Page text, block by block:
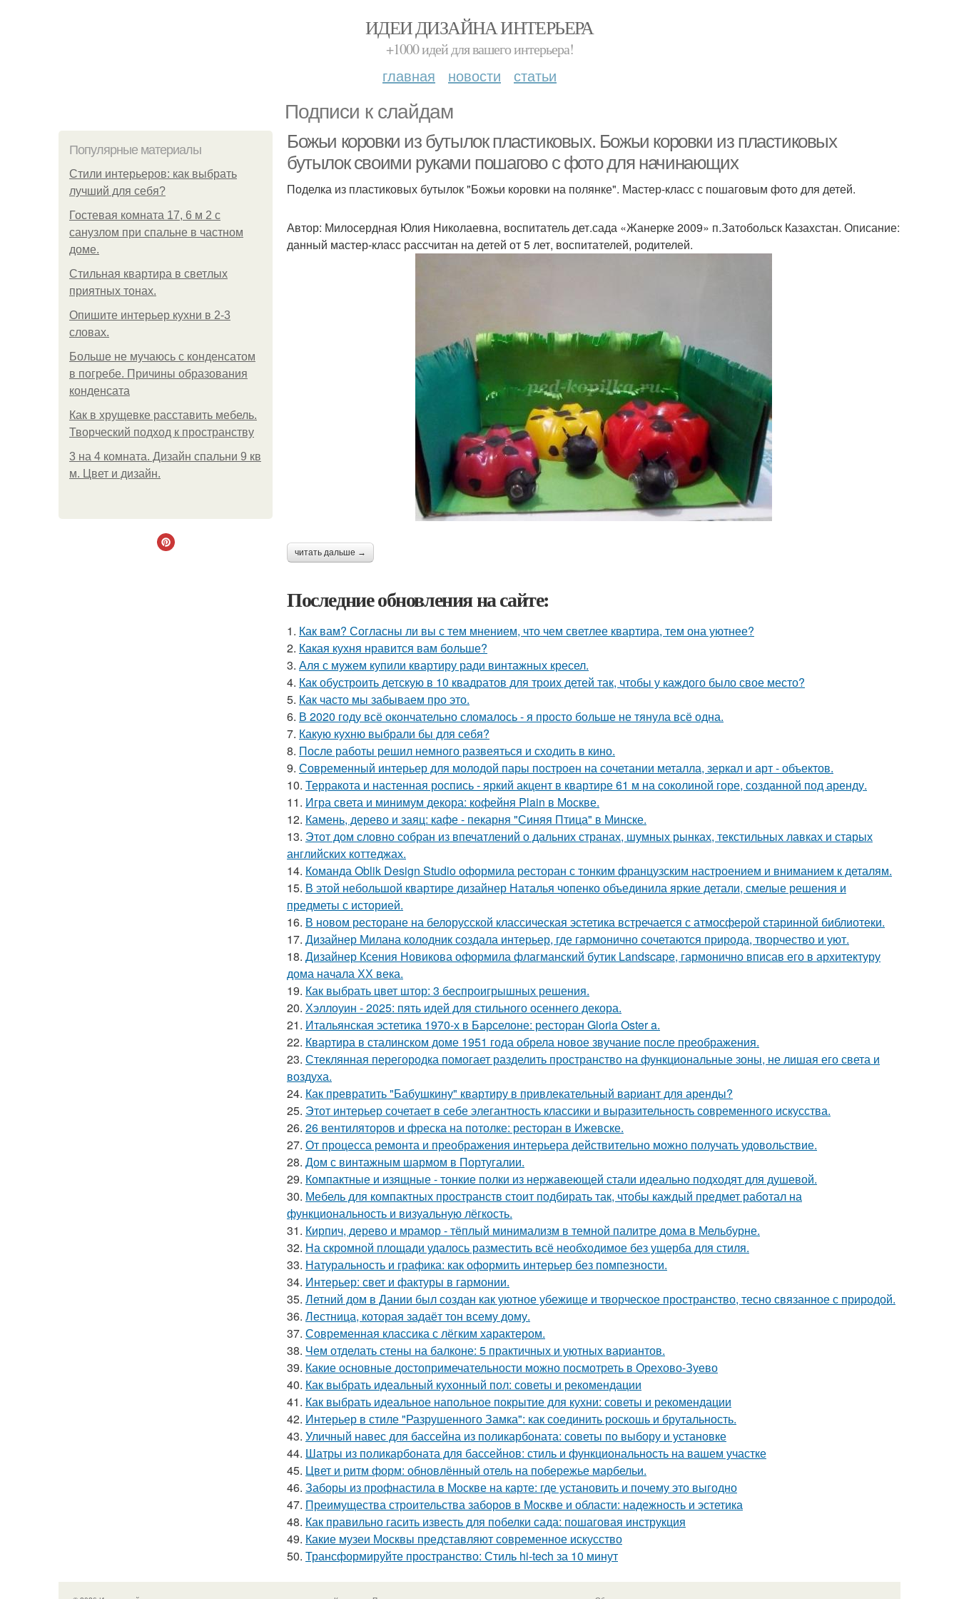
ИДЕИ ДИЗАЙНА ИНТЕРЬЕРА
+1000 идей для вашего интерьера!
главная новости статьи
Подписи к слайдам
Популярные материалы
Стили интерьеров: как выбрать
лучший для себя?
Гостевая комната 17, 6 м 2 с
санузлом при спальне в частном
доме.
Стильная квартира в светлых
приятных тонах.
Опишите интерьер кухни в 2-3
словах.
Больше не мучаюсь с конденсатом
в погребе. Причины образования
конденсата
Как в хрущевке расставить мебель.
Творческий подход к пространству
3 на 4 комната. Дизайн спальни 9 кв
м. Цвет и дизайн.
Божьи коровки из бутылок пластиковых. Божьи коровки из пластиковых
бутылок своими руками пошагово с фото для начинающих
Поделка из пластиковых бутылок "Божьи коровки на полянке". Мастер-класс с пошаговым фото для детей.
Автор: Милосердная Юлия Николаевна, воспитатель дет.сада «Жанерке 2009» п.Затобольск Казахстан. Описание:
данный мастер-класс рассчитан на детей от 5 лет, воспитателей, родителей.
читать дальше →
Последние обновления на сайте:
1. Как вам? Согласны ли вы с тем мнением, что чем светлее квартира, тем она уютнее?
2. Какая кухня нравится вам больше?
3. Аля с мужем купили квартиру ради винтажных кресел.
4. Как обустроить детскую в 10 квадратов для троих детей так, чтобы у каждого было свое место?
5. Как часто мы забываем про это.
6. В 2020 году всё окончательно сломалось - я просто больше не тянула всё одна.
7. Какую кухню выбрали бы для себя?
8. После работы решил немного развеяться и сходить в кино.
9. Современный интерьер для молодой пары построен на сочетании металла, зеркал и арт - объектов.
10. Терракота и настенная роспись - яркий акцент в квартире 61 м на соколиной горе, созданной под аренду.
11. Игра света и минимум декора: кофейня Plain в Москве.
12. Камень, дерево и заяц: кафе - пекарня "Синяя Птица" в Минске.
13. Этот дом словно собран из впечатлений о дальних странах, шумных рынках, текстильных лавках и старых
английских коттеджах.
14. Команда Oblik Design Studio оформила ресторан с тонким французским настроением и вниманием к деталям.
15. В этой небольшой квартире дизайнер Наталья чопенко объединила яркие детали, смелые решения и
предметы с историей.
16. В новом ресторане на белорусской классическая эстетика встречается с атмосферой старинной библиотеки.
17. Дизайнер Милана колодник создала интерьер, где гармонично сочетаются природа, творчество и уют.
18. Дизайнер Ксения Новикова оформила флагманский бутик Landscape, гармонично вписав его в архитектуру
дома начала ХХ века.
19. Как выбрать цвет штор: 3 беспроигрышных решения.
20. Хэллоуин - 2025: пять идей для стильного осеннего декора.
21. Итальянская эстетика 1970-х в Барселоне: ресторан Gloria Oster a.
22. Квартира в сталинском доме 1951 года обрела новое звучание после преображения.
23. Стеклянная перегородка помогает разделить пространство на функциональные зоны, не лишая его света и
воздуха.
24. Как превратить "Бабушкину" квартиру в привлекательный вариант для аренды?
25. Этот интерьер сочетает в себе элегантность классики и выразительность современного искусства.
26. 26 вентиляторов и фреска на потолке: ресторан в Ижевске.
27. От процесса ремонта и преображения интерьера действительно можно получать удовольствие.
28. Дом с винтажным шармом в Португалии.
29. Компактные и изящные - тонкие полки из нержавеющей стали идеально подходят для душевой.
30. Мебель для компактных пространств стоит подбирать так, чтобы каждый предмет работал на
функциональность и визуальную лёгкость.
31. Кирпич, дерево и мрамор - тёплый минимализм в темной палитре дома в Мельбурне.
32. На скромной площади удалось разместить всё необходимое без ущерба для стиля.
33. Натуральность и графика: как оформить интерьер без помпезности.
34. Интерьер: свет и фактуры в гармонии.
35. Летний дом в Дании был создан как уютное убежище и творческое пространство, тесно связанное с природой.
36. Лестница, которая задаёт тон всему дому.
37. Современная классика с лёгким характером.
38. Чем отделать стены на балконе: 5 практичных и уютных вариантов.
39. Какие основные достопримечательности можно посмотреть в Орехово-Зуево
40. Как выбрать идеальный кухонный пол: советы и рекомендации
41. Как выбрать идеальное напольное покрытие для кухни: советы и рекомендации
42. Интерьер в стиле "Разрушенного Замка": как соединить роскошь и брутальность.
43. Уличный навес для бассейна из поликарбоната: советы по выбору и установке
44. Шатры из поликарбоната для бассейнов: стиль и функциональность на вашем участке
45. Цвет и ритм форм: обновлённый отель на побережье марбельи.
46. Заборы из профнастила в Москве на карте: где установить и почему это выгодно
47. Преимущества строительства заборов в Москве и области: надежность и эстетика
48. Как правильно гасить известь для побелки сада: пошаговая инструкция
49. Какие музеи Москвы представляют современное искусство
50. Трансформируйте пространство: Стиль hi-tech за 10 минут